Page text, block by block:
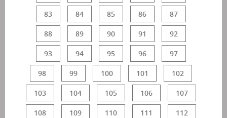
83 84 85 86 87
88 89 90 91 92
93 94 95 96 97
98 99 100 101 102
103 104 105 106 107
108 109 110 111 112